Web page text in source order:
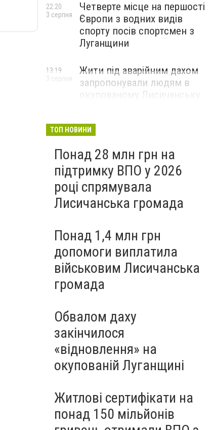
Четверте місце на першості
Європи з водних видів
спорту посів спортсмен з
Луганщини
22:20
3 серпня
Жити під аварійним дахом
запропонували людям в
окупованому Лисичанську
13:19
3 серпня
ТОП НОВИНИ
Понад 28 млн грн на
підтримку ВПО у 2026
році спрямувала
Лисичанська громада
Понад 1,4 млн грн
допомоги виплатила
військовим Лисичанська
громада
Обвалом даху
закінчилося
«відновлення» на
окупованій Луганщині
Житлові сертифікати на
понад 150 мільйонів